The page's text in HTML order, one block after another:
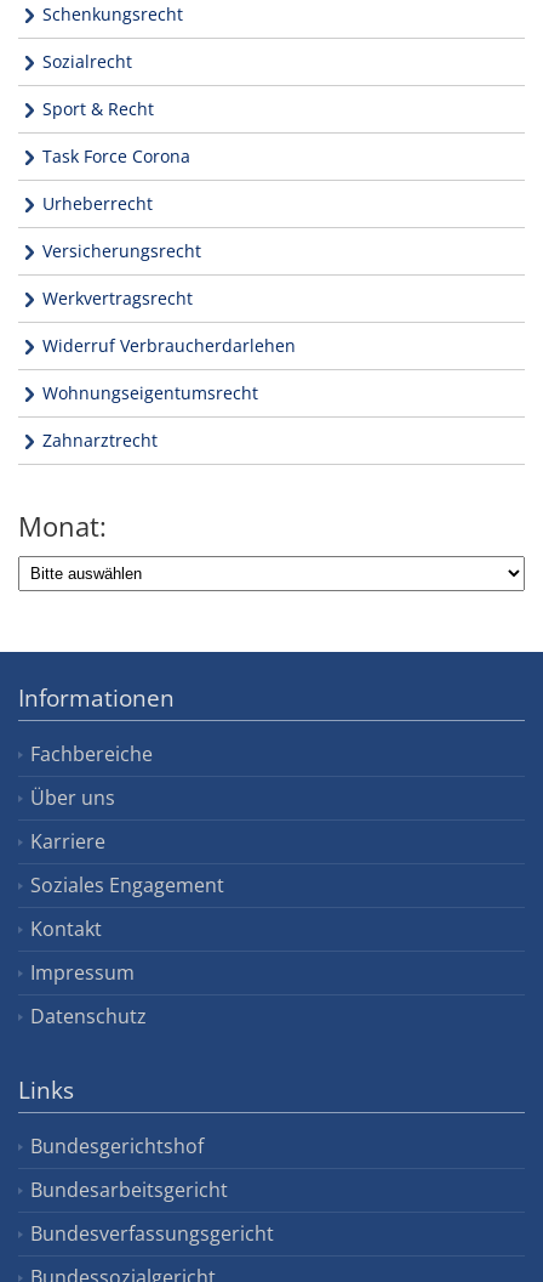
Schenkungsrecht
Sozialrecht
Sport & Recht
Task Force Corona
Urheberrecht
Versicherungsrecht
Werkvertragsrecht
Widerruf Verbraucherdarlehen
Wohnungseigentumsrecht
Zahnarztrecht
Monat:
Informationen
Fachbereiche
Über uns
Karriere
Soziales Engagement
Kontakt
Impressum
Datenschutz
Links
Bundesgerichtshof
Bundesarbeitsgericht
Bundesverfassungsgericht